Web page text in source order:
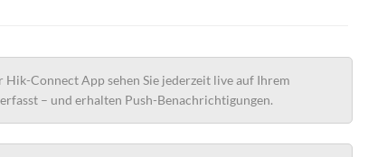
Hik-Connect App sehen Sie jederzeit live auf Ihrem
– und erhalten Push-Benachrichtigungen.